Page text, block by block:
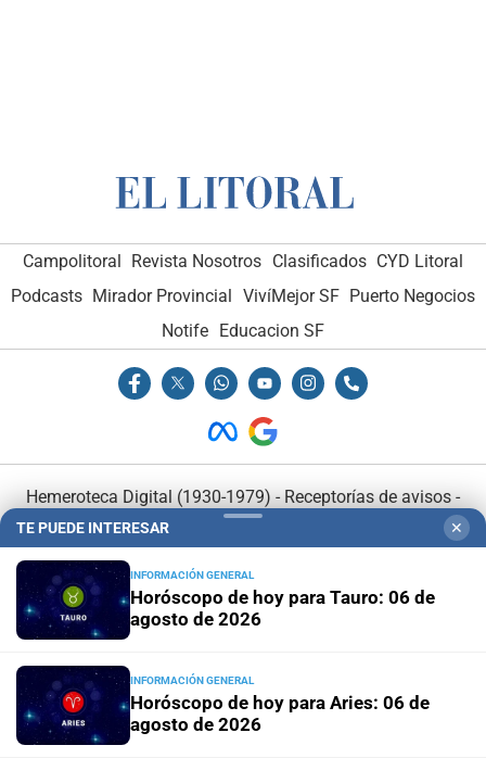
Campolitoral Revista Nosotros Clasificados CYD Litoral
Podcasts Mirador Provincial VivíMejor SF Puerto Negocios
Notife Educacion SF
Hemeroteca Digital (1930-1979) - Receptorías de avisos -
Administración y Publicidad
Elementos institucionales -
Opcionales con El Litoral
El Litoral es miembro de:
TE PUEDE INTERESAR ✕
INFORMACIÓN GENERAL
Horóscopo de hoy para Tauro: 06 de
agosto de 2026
INFORMACIÓN GENERAL
Horóscopo de hoy para Aries: 06 de
agosto de 2026